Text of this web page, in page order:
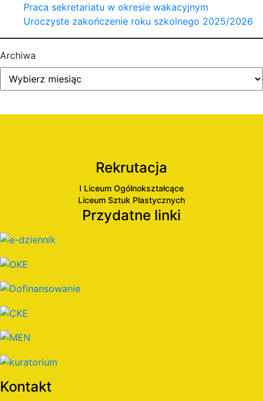
Praca sekretariatu w okresie wakacyjnym
Uroczyste zakończenie roku szkolnego 2025/2026
Archiwa
Rekrutacja
I Liceum Ogólnokształcące
Liceum Sztuk Plastycznych
Przydatne linki
Kontakt